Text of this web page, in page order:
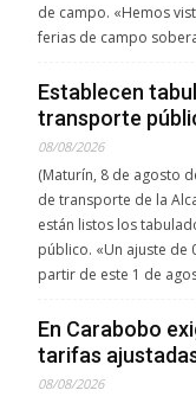
de campo. «Hemos
ferias de campo
Establecen
transporte
08/08/2026
(Maturín, 8 de agosto
de transporte de la
están listos los
público. «Un ajuste de
partir de este 1 de
En Carabobo
tarifas
08/08/2026